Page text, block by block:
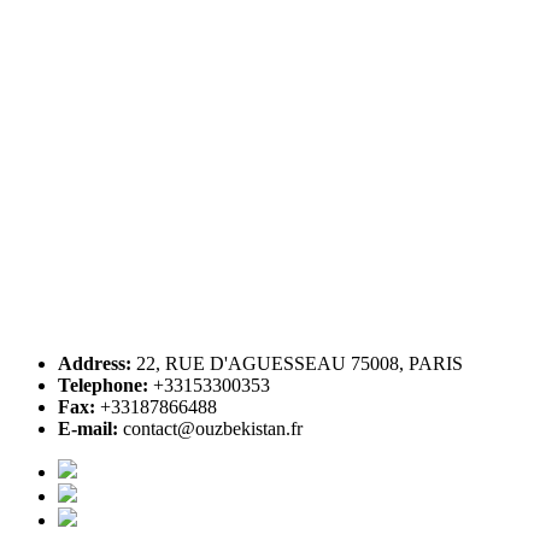
Address: 22, RUE D'AGUESSEAU 75008, PARIS
Telephone: +33153300353
Fax: +33187866488
E-mail: contact@ouzbekistan.fr